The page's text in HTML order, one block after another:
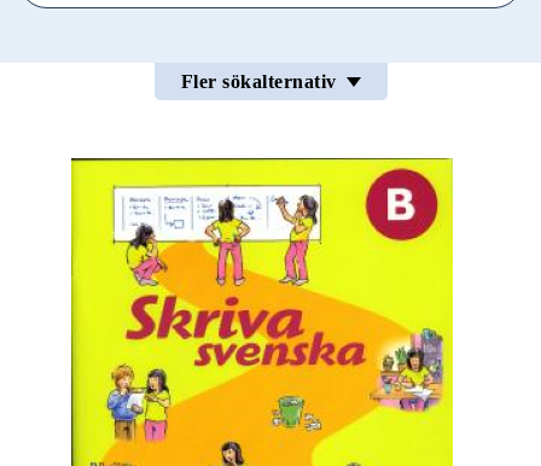
Fler sökalternativ